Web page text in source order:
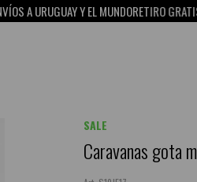
URUGUAY Y EL MUNDORETIRO GRATIS EN
SALE
Caravanas gota